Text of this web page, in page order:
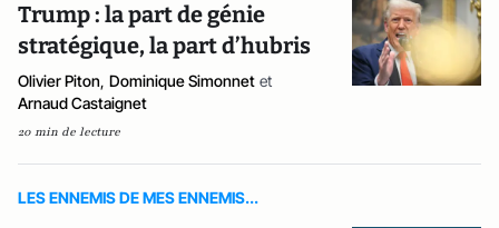
Trump : la part de génie
stratégique, la part d’hubris
Olivier Piton, Dominique Simonnet et
Arnaud Castaignet
20 min de lecture
LES ENNEMIS DE MES ENNEMIS...